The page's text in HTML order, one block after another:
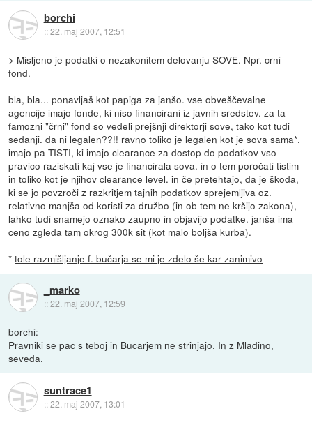
borchi
::22. maj 2007, 12:51
> Misljeno je podatki o nezakonitem delovanju SOVE. Npr. crni
fond.
bla, bla... ponavljaš kot papiga za janšo. vse obveščevalne
agencije imajo fonde, ki niso financirani iz javnih sredstev. za ta
famozni "črni" fond so vedeli prejšnji direktorji sove, tako kot tudi
sedanji. da ni legalen??!! ravno toliko je legalen kot je sova sama*.
imajo pa TISTI, ki imajo clearance za dostop do podatkov vso
pravico raziskati kaj vse je financirala sova. in o tem poročati tistim
in toliko kot je njihov clearance level. in če pretehtajo, da je škoda,
ki se jo povzroči z razkritjem tajnih podatkov sprejemljiva oz.
relativno manjša od koristi za družbo (in ob tem ne kršijo zakona),
lahko tudi snamejo oznako zaupno in objavijo podatke. janša ima
ceno zgleda tam okrog 300k sit (kot malo boljša kurba).
*tole razmišljanje f. bučarja se mi je zdelo še kar zanimivo
_marko
::22. maj 2007, 12:59
borchi:
Pravniki se pac s teboj in Bucarjem ne strinjajo. In z Mladino,
seveda.
suntrace1
::22. maj 2007, 13:01